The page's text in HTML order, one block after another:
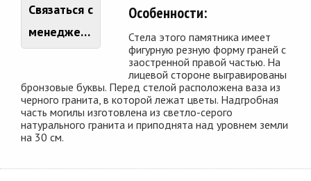
Связаться с
менеджером
Особенности:
Стела этого памятника имеет
фигурную резную форму граней с
заостренной правой частью. На
лицевой стороне выгравированы
бронзовые буквы. Перед стелой расположена ваза из
черного гранита, в которой лежат цветы. Надгробная
часть могилы изготовлена из светло-серого
натурального гранита и приподнята над уровнем земли
на 30 см.